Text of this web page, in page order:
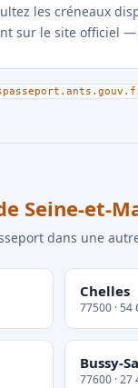
les créneaux
sur le site officiel
Seine-et-
dans une
Chelles
77500 · 54
Bussy-
77600 · 27